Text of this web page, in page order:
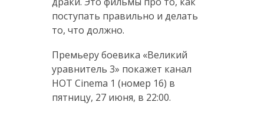
поступать правильно и делать
то, что должно.
Премьеру боевика «Великий
уравнитель 3» покажет канал
HOT Cinema 1 (номер 16) в
пятницу, 27 июня, в 22:00.